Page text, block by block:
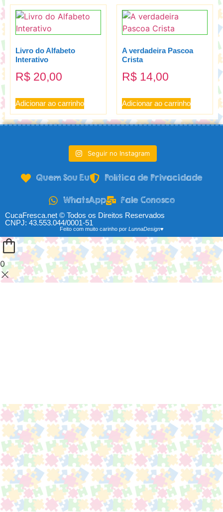
Livro do Alfabeto
Interativo
R$ 20,00
Adicionar ao carrinho
A verdadeira Pascoa
Crista
R$ 14,00
Adicionar ao carrinho
Seguir no Instagram
Quem Sou Eu Política de Privacidade
WhatsApp Fale Conosco
CucaFresca.net © Todos os Direitos Reservados
CNPJ: 43.553.044/0001-51
Feito com muito carinho por LunnaDesign♥
0